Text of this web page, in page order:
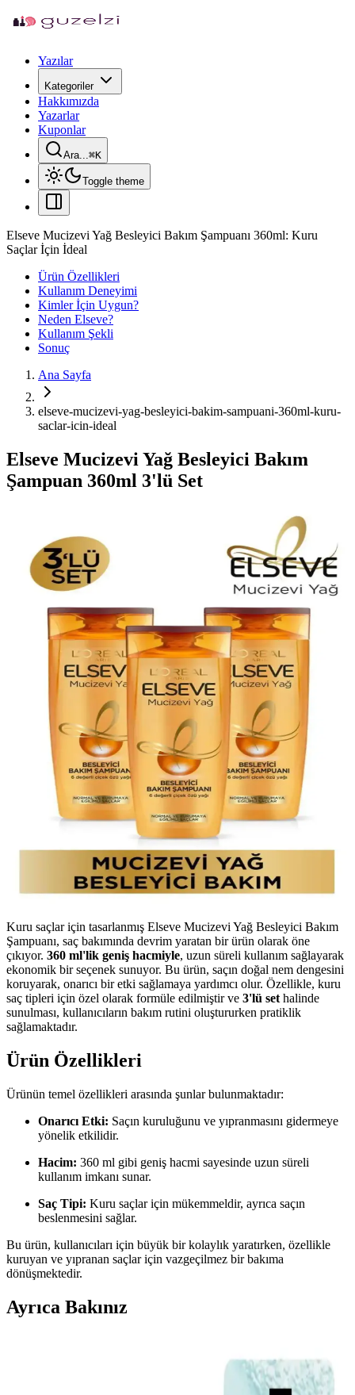
Yazılar
Kategoriler
Hakkımızda
Yazarlar
Kuponlar
Ara...⌘K
Toggle theme
Elseve Mucizevi Yağ Besleyici Bakım Şampuanı 360ml: Kuru
Saçlar İçin İdeal
Ürün Özellikleri
Kullanım Deneyimi
Kimler İçin Uygun?
Neden Elseve?
Kullanım Şekli
Sonuç
Ana Sayfa
elseve-mucizevi-yag-besleyici-bakim-sampuani-360ml-kuru-
saclar-icin-ideal
Elseve Mucizevi Yağ Besleyici Bakım
Şampuan 360ml 3'lü Set
Kuru saçlar için tasarlanmış Elseve Mucizevi Yağ Besleyici Bakım
Şampuanı, saç bakımında devrim yaratan bir ürün olarak öne
çıkıyor. 360 ml'lik geniş hacmiyle, uzun süreli kullanım sağlayarak
ekonomik bir seçenek sunuyor. Bu ürün, saçın doğal nem dengesini
koruyarak, onarıcı bir etki sağlamaya yardımcı olur. Özellikle, kuru
saç tipleri için özel olarak formüle edilmiştir ve 3'lü set halinde
sunulması, kullanıcıların bakım rutini oluştururken pratiklik
sağlamaktadır.
Ürün Özellikleri
Ürünün temel özellikleri arasında şunlar bulunmaktadır:
Onarıcı Etki: Saçın kuruluğunu ve yıpranmasını gidermeye
yönelik etkilidir.
Hacim: 360 ml gibi geniş hacmi sayesinde uzun süreli
kullanım imkanı sunar.
Saç Tipi: Kuru saçlar için mükemmeldir, ayrıca saçın
beslenmesini sağlar.
Bu ürün, kullanıcıları için büyük bir kolaylık yaratırken, özellikle
kuruyan ve yıpranan saçlar için vazgeçilmez bir bakıma
dönüşmektedir.
Ayrıca Bakınız
Elseve Kuru ve Sert Saçlar İçin Etkili Bakım